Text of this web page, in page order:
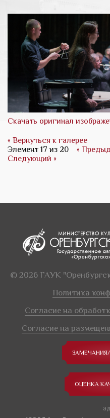
Скачать оригинал
« Вернуться к галерее
Элемент 17 из 20
«
Следующий »
© 2026 ГАУК
Политика
Согласие на
Согласие на
ОЦЕНКА